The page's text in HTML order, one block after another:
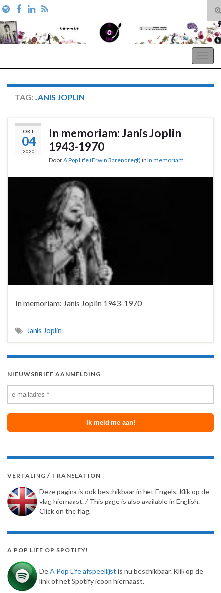
Search for:
TAG: JANIS JOPLIN
OKT
04
2020
In memoriam: Janis Joplin
1943-1970
DoorA Pop Life (Erwin Barendregt) in In memoriam
In memoriam: Janis Joplin 1943-1970
Janis Joplin
NIEUWSBRIEF AANMELDING
VERTALING / TRANSLATION
Deze pagina is ook beschikbaar in het Engels. Klik op de
vlag hiernaast. / This page is also available in English.
Click on the flag.
A POP LIFE OP SPOTIFY!
DeA Pop Life afspeellijst is nu beschikbaar. Klik op de
link of het Spotify icoon hiernaast.